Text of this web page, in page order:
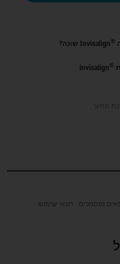
®Invisalign שונה?
®
invisalign
מוסמכים תנאי שימוש